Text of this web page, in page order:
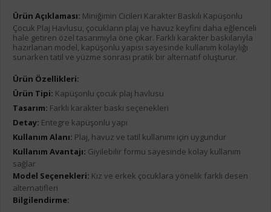
Ürün Açıklaması: Miniğimin Cicileri Karakter Baskılı Kapüşonlu
Çocuk Plaj Havlusu, çocukların plaj ve havuz keyfini daha eğlenceli
hale getiren özel tasarımıyla öne çıkar. Farklı karakter baskılarıyla
hazırlanan model, kapüşonlu yapısı sayesinde kullanım kolaylığı
sunarken tatil ve yüzme sonrası pratik bir alternatif oluşturur.
Ürün Özellikleri:
Ürün Tipi: Kapüşonlu çocuk plaj havlusu
Tasarım: Farklı karakter baskı seçenekleri
Detay: Entegre kapüşonlu yapı
Kullanım Alanı: Plaj, havuz ve tatil kullanımı için uygundur
Kullanım Avantajı: Giyilebilir formu sayesinde kolay kullanım
sağlar
Model Seçenekleri: Kız ve erkek çocuklara yönelik farklı desen
alternatifleri
Bilgilendirme: